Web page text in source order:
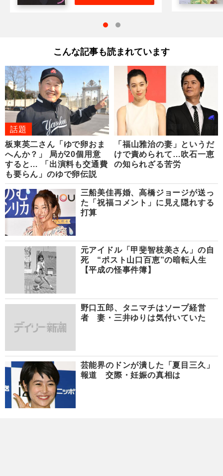
こんな記事も読まれています
話題
板東英二さん「ゆで卵おま
へんか？」 局が20個用意
すると… 「出演料も交通費
も要らん」のゆで卵伝説
「福山雅治の妻」というだ
けで責められて…吹石一恵
の知られざる苦労
三船美佳再婚、高橋ジョージが送っ
た「祝福コメント」に見え隠れする
打算
元アイドル「甲斐智枝美さん」の自
死 “ポスト山口百恵”の暗転人生
【平成の怪事件簿】
野口五郎、タニマチはソープ経営
者 妻・三井ゆりは気付いていた
芸能界のドンが潰した「夏目三久」
報道 交際・妊娠の真相は